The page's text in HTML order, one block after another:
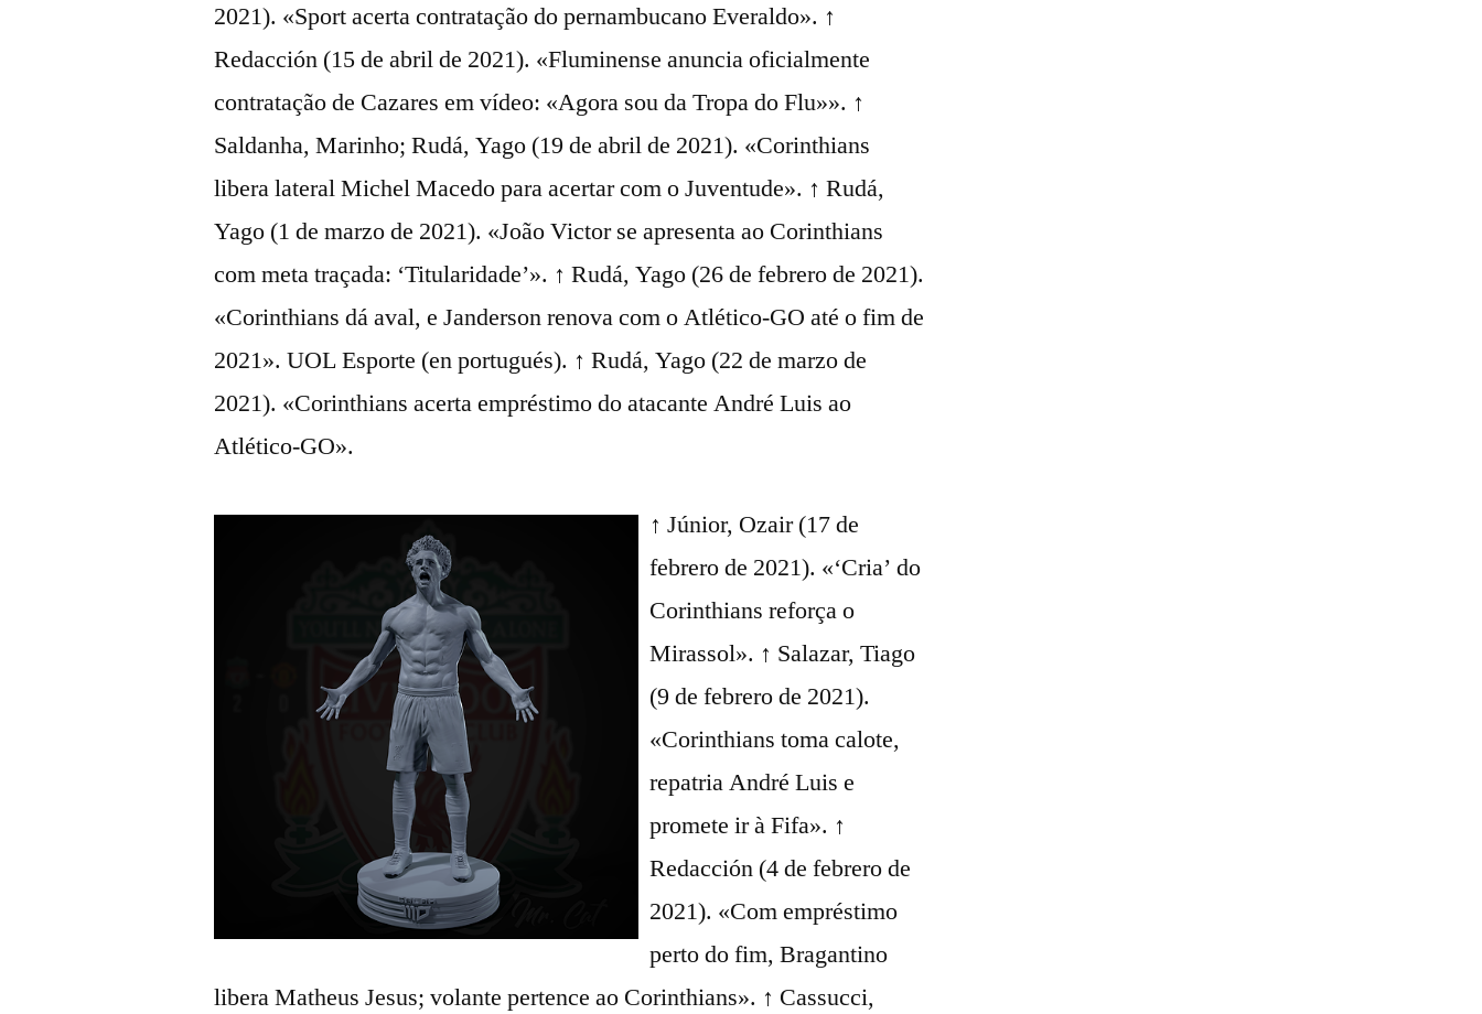
2021). «Sport acerta contratação do pernambucano Everaldo». ↑
Redacción (15 de abril de 2021). «Fluminense anuncia oficialmente
contratação de Cazares em vídeo: «Agora sou da Tropa do Flu»». ↑
Saldanha, Marinho; Rudá, Yago (19 de abril de 2021). «Corinthians
libera lateral Michel Macedo para acertar com o Juventude». ↑ Rudá,
Yago (1 de marzo de 2021). «João Victor se apresenta ao Corinthians
com meta traçada: ‘Titularidade’». ↑ Rudá, Yago (26 de febrero de 2021).
«Corinthians dá aval, e Janderson renova com o Atlético-GO até o fim de
2021». UOL Esporte (en portugués). ↑ Rudá, Yago (22 de marzo de
2021). «Corinthians acerta empréstimo do atacante André Luis ao
Atlético-GO».
↑ Júnior, Ozair (17 de
febrero de 2021). «‘Cria’ do
Corinthians reforça o
Mirassol». ↑ Salazar, Tiago
(9 de febrero de 2021).
«Corinthians toma calote,
repatria André Luis e
promete ir à Fifa». ↑
Redacción (4 de febrero de
2021). «Com empréstimo
perto do fim, Bragantino
libera Matheus Jesus; volante pertence ao Corinthians». ↑ Cassucci,